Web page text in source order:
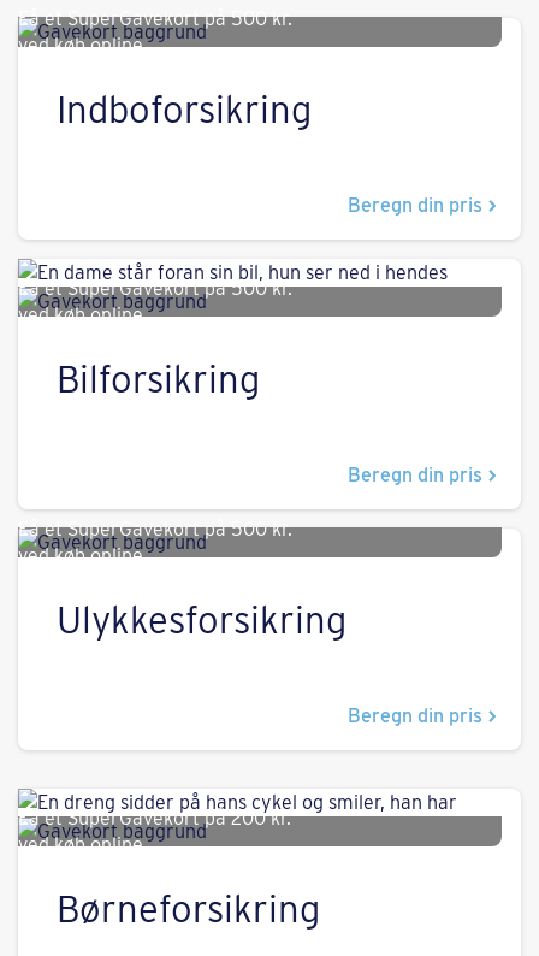
Få et SuperGavekort på500 kr.
ved køb online.
Indboforsikring
Beregn din pris
Få et SuperGavekort på500 kr.
ved køb online.
Bilforsikring
Beregn din pris
Få et SuperGavekort på500 kr.
ved køb online.
Ulykkesforsikring
Beregn din pris
Få et SuperGavekort på200 kr.
ved køb online.
Børneforsikring